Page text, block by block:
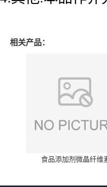
相关产品：
食品添加剂微晶纤维